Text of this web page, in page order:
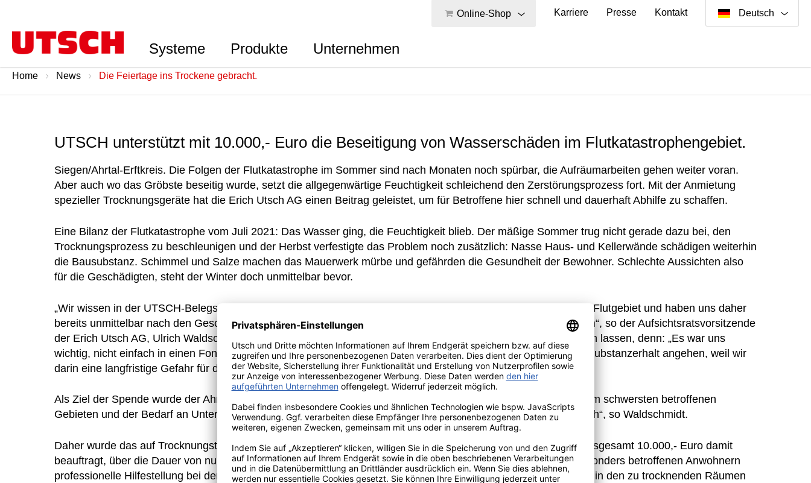
Online-Shop Karriere Presse Kontakt Deutsch
Systeme Produkte Unternehmen
Home News Die Feiertage ins Trockene gebracht.
UTSCH unterstützt mit 10.000,- Euro die Beseitigung von Wasserschäden im Flutkatastrophengebiet.
Siegen/Ahrtal-Erftkreis. Die Folgen der Flutkatastrophe im Sommer sind nach Monaten noch spürbar, die Aufräumarbeiten gehen weiter voran.
Aber auch wo das Gröbste beseitig wurde, setzt die allgegenwärtige Feuchtigkeit schleichend den Zerstörungsprozess fort. Mit der Anmietung
spezieller Trocknungsgeräte hat die Erich Utsch AG einen Beitrag geleistet, um für Betroffene hier schnell und dauerhaft Abhilfe zu schaffen.
Eine Bilanz der Flutkatastrophe vom Juli 2021: Das Wasser ging, die Feuchtigkeit blieb. Der mäßige Sommer trug nicht gerade dazu bei, den
Trocknungsprozess zu beschleunigen und der Herbst verfestigte das Problem noch zusätzlich: Nasse Haus- und Kellerwände schädigen weiterhin
die Bausubstanz. Schimmel und Salze machen das Mauerwerk mürbe und gefährden die Gesundheit der Bewohner. Schlechte Aussichten also
für die Geschädigten, steht der Winter doch unmittelbar bevor.
„Wir wissen in der UTSCH-Belegschaft vielfach aus erster Hand von den anhaltenden Sorgen der Menschen im Flutgebiet und haben uns daher
bereits unmittelbar nach den Geschehnissen im Juli gefragt, wie wir als Unternehmen hier konkret helfen können“, so der Aufsichtsratsvorsitzende
der Erich Utsch AG, Ulrich Waldschmidt. Mit einer simplen Geldspende wollte man es aber dabei nicht bewenden lassen, denn: „Es war uns
wichtig, nicht einfach in einen Fond einzuzahlen, sondern wir wollten ganz gezielt das Thema Feuchtigkeit und Substanzerhalt angehen, weil wir
darin eine langfristige Gefahr für das Wohneigentum und natürlich auch die Gesundheit der Betroffenen sehen.“
Als Ziel der Spende wurde der Ahrtal-Erftkreis ausgewählt, denn „dieser Kreis gehört zu den vom Hochwasser am schwersten betroffenen
Gebieten und der Bedarf an Unterstützung war und ist dort, trotz vieler privater Hilfsinitiativen, entsprechend hoch“, so Waldschmidt.
Daher wurde das auf Trocknungstechniken spezialisierten Unternehmen Polygonvatro in Olpe von UTSCH für insgesamt 10.000,- Euro damit
beauftragt, über die Dauer von nunmehr rund vier Monaten im Flutgebiet mittels spezieller Kondenstrockner besonders betroffenen Anwohnern
professionelle Hilfestellung bei der Trocknung Ihrer Häuser und Wohnungen zu leisten. Die Geräte wurden dazu in den zu trocknenden Räumen